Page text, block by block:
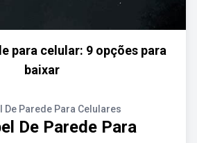
para celular: 9 opções para
baixar
De Parede Para Celulares
De Parede Para